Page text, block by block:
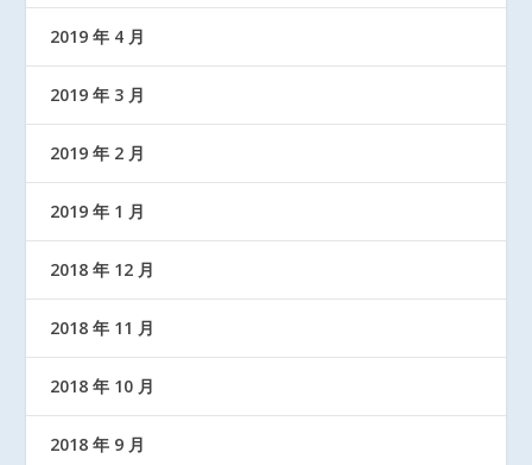
2019 年 4 月
2019 年 3 月
2019 年 2 月
2019 年 1 月
2018 年 12 月
2018 年 11 月
2018 年 10 月
2018 年 9 月